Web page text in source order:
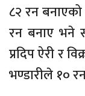
८२ रन
रन बनाए भने
प्रदिप ऐरी र
भण्डारीले १०